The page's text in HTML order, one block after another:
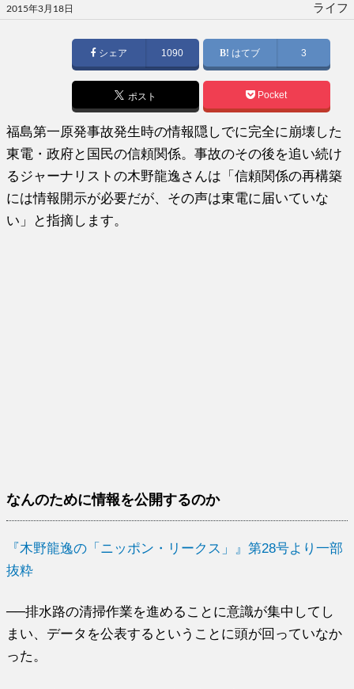
投
稿
2015年3月18日 ライフ
シェア 1090 はてブ 3
ポスト Pocket
福島第一原発事故発生時の情報隠しでに完全に崩壊した
東電・政府と国民の信頼関係。事故のその後を追い続け
るジャーナリストの木野龍逸さんは「信頼関係の再構築
には情報開示が必要だが、その声は東電に届いていな
い」と指摘します。
なんのために情報を公開するのか
『木野龍逸の「ニッポン・リークス」』第28号より一部
抜粋
──排水路の清掃作業を進めることに意識が集中してし
まい、データを公表するということに頭が回っていなか
った。